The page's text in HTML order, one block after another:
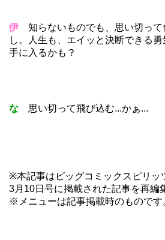
伊 知らないものでも、思い切って
し。人生も、エイッと決断できる
手に入るかも？
な 思い切って飛び込む...かぁ...
※本記事はビッグコミックスピリ
3月10日号に掲載された記事を再編
※メニューは記事掲載時のものです